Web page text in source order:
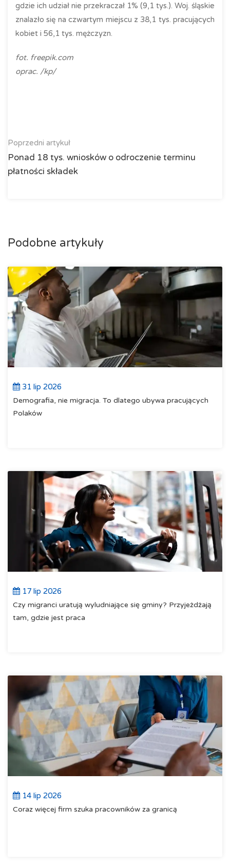
gdzie ich udział nie przekraczał 1% (9,1 tys.). Woj. śląskie
znalazło się na czwartym miejscu z 38,1 tys. pracujących
kobiet i 56,1 tys. mężczyzn.
fot. freepik.com
oprac. /kp/
Poprzedni artykuł
Ponad 18 tys. wniosków o odroczenie terminu
płatności składek
Podobne artykuły
31 lip 2026
Demografia, nie migracja. To dlatego ubywa pracujących
Polaków
17 lip 2026
Czy migranci uratują wyludniające się gminy? Przyjeżdżają
tam, gdzie jest praca
14 lip 2026
Coraz więcej firm szuka pracowników za granicą